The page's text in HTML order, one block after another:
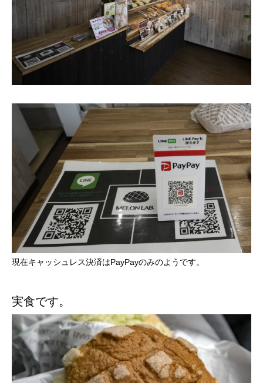
現在キャッシュレス決済はPayPayのみのようです。
実食です。